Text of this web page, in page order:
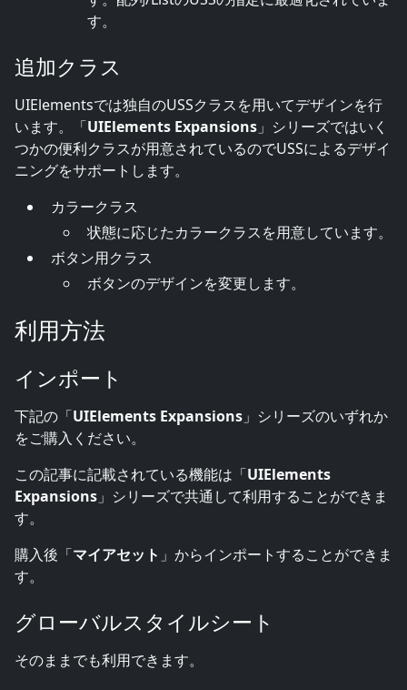
す。
追加クラス
UIElementsでは独自のUSSクラスを用いてデザインを行
います。「UIElements Expansions 」シリーズではいく
つかの便利クラスが用意されているのでUSSによるデザイ
ニングをサポートします。
カラークラス
状態に応じたカラークラスを用意しています。
ボタン用クラス
ボタンのデザインを変更します。
利用方法
インポート
下記の「UIElements Expansions 」シリーズのいずれか
をご購入ください。
この記事に記載されている機能は「UIElements
Expansions 」シリーズで共通して利用することができま
す。
購入後「マイアセット 」からインポートすることができま
す。
グローバルスタイルシート
そのままでも利用できます。